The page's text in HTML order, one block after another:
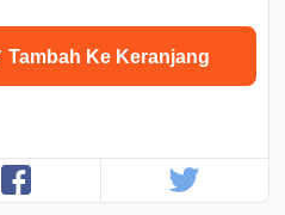
Tambah Ke Keranjang